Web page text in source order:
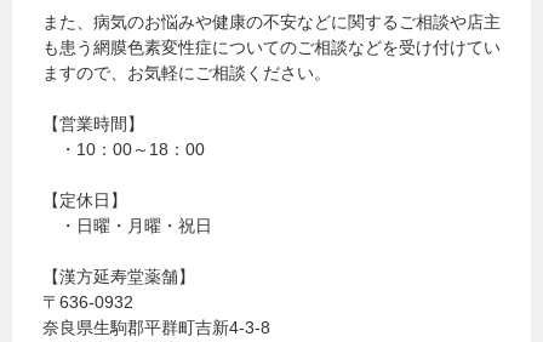
また、病気のお悩みや健康の不安などに関するご相談や店主
も患う網膜色素変性症についてのご相談などを受け付けてい
ますので、お気軽にご相談ください。
【営業時間】
・10：00～18：00
【定休日】
・日曜・月曜・祝日
【漢方延寿堂薬舗】
〒636-0932
奈良県生駒郡平群町吉新4-3-8